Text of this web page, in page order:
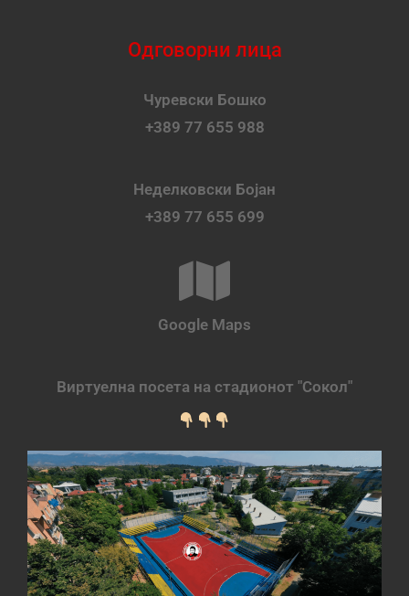
Одговорни лица
Чуревски Бошко
+389 77 655 988
Неделковски Бојан
+389 77 655 699
Google Maps
Виртуелна посета на стадионот "Сокол"